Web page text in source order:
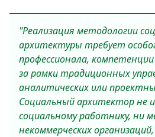
"Реализация методологии
архитектуры требует
профессионала,
за рамки традиционных
аналитических или
Социальный архитектор не
социальному работнику, ни
некоммерческих